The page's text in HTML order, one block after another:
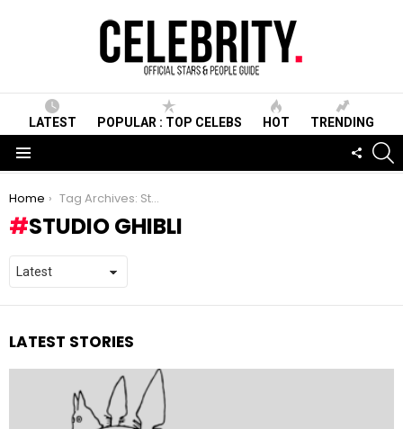
LATEST POPULAR : TOP CELEBS HOT TRENDING
You are here:
Home Tag Archives: Studio Ghibli
STUDIO GHIBLI
LATEST STORIES